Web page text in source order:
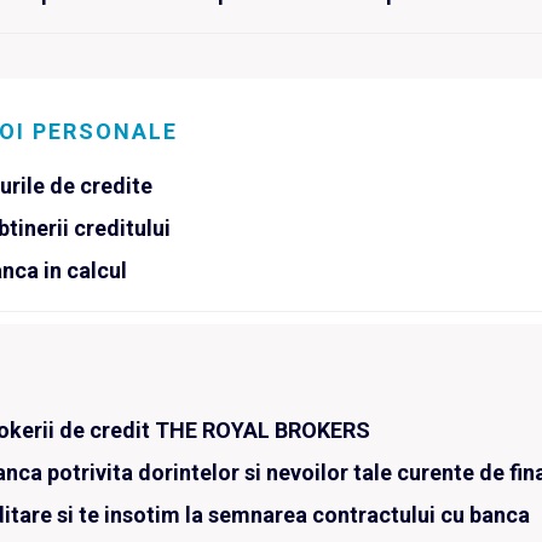
PERSONALE
de credite
creditului
in calcul
de credit THE ROYAL BROKERS
potrivita dorintelor si nevoilor tale curente de
si te insotim la semnarea contractului cu banca